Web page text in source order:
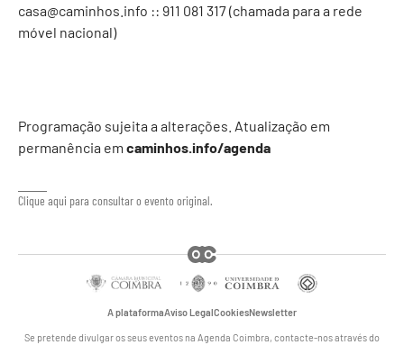
casa@caminhos.info :: 911 081 317‬ (chamada para a rede
móvel nacional)
Programação sujeita a alterações. Atualização em
permanência em caminhos.info/agenda
Clique aqui para consultar o evento original.
A plataformaAviso LegalCookiesNewsletter
Se pretende divulgar os seus eventos na Agenda Coimbra, contacte-nos através do